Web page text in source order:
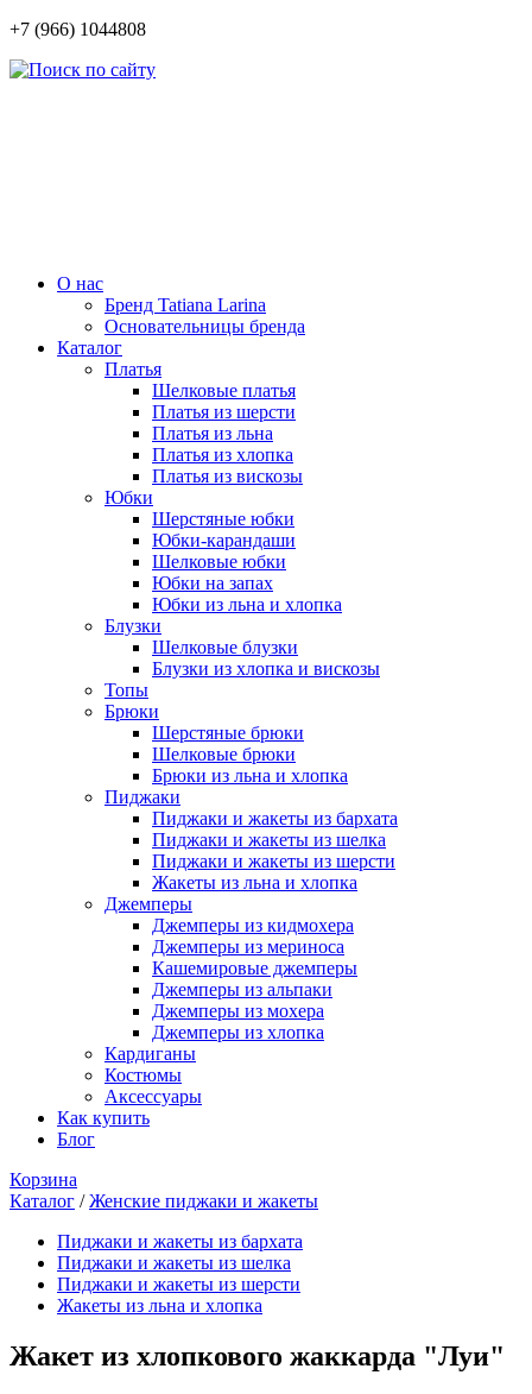
+7 (966) 1044808
О нас
Бренд Tatiana Larina
Основательницы бренда
Каталог
Платья
Шелковые платья
Платья из шерсти
Платья из льна
Платья из хлопка
Платья из вискозы
Юбки
Шерстяные юбки
Юбки-карандаши
Шелковые юбки
Юбки на запах
Юбки из льна и хлопка
Блузки
Шелковые блузки
Блузки из хлопка и вискозы
Топы
Брюки
Шерстяные брюки
Шелковые брюки
Брюки из льна и хлопка
Пиджаки
Пиджаки и жакеты из бархата
Пиджаки и жакеты из шелка
Пиджаки и жакеты из шерсти
Жакеты из льна и хлопка
Джемперы
Джемперы из кидмохера
Джемперы из мериноса
Кашемировые джемперы
Джемперы из альпаки
Джемперы из мохера
Джемперы из хлопка
Кардиганы
Костюмы
Аксессуары
Как купить
Блог
Корзина
Вы здесь
Каталог / Женские пиджаки и жакеты
Пиджаки и жакеты из бархата
Пиджаки и жакеты из шелка
Пиджаки и жакеты из шерсти
Жакеты из льна и хлопка
Жакет из хлопкового жаккарда "Луи"